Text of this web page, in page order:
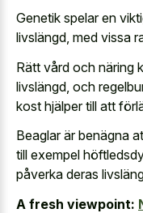
Genetik spelar en
livslängd, med vissa
Rätt vård och näring
livslängd, och
kost hjälper till att
Beaglar är benägna
till exempel
påverka deras
A fresh viewpoint: